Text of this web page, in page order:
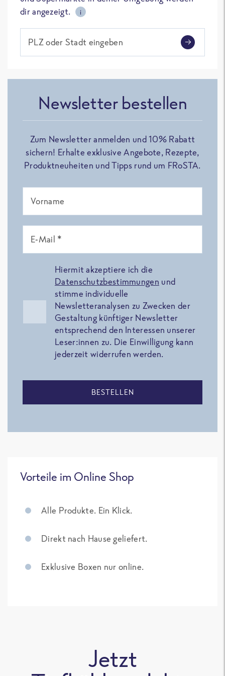
dir angezeigt.
i
PLZ oder Stadt eingeben
Newsletter bestellen
Zum Newsletter anmelden und 10% Rabatt
sichern! Erhalte exklusive Angebote, Rezepte,
Produktneuheiten und Tipps rund um FRoSTA.
Vorname
E-Mail *
Hiermit akzeptiere ich die
Datenschutzbestimmungen und
stimme individuelle
Newsletteranalysen zu Zwecken der
Gestaltung künftiger Newsletter
entsprechend den Interessen unserer
Leser:innen zu. Die Einwilligung kann
jederzeit widerrufen werden.
BESTELLEN
Vorteile im Online Shop
Alle Produkte. Ein Klick.
Direkt nach Hause geliefert.
Exklusive Boxen nur online.
Jetzt